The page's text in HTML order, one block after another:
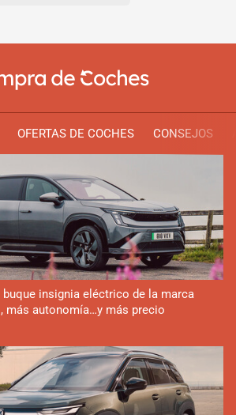
OFERTAS DE COCHES CONSEJOS
buque insignia eléctrico de la marca
más autonomía…y más precio